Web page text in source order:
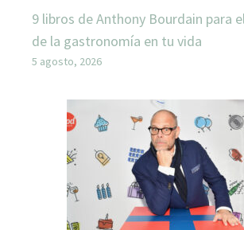
9 libros de Anthony Bourdain para
de la gastronomía en tu vida
5 agosto, 2026